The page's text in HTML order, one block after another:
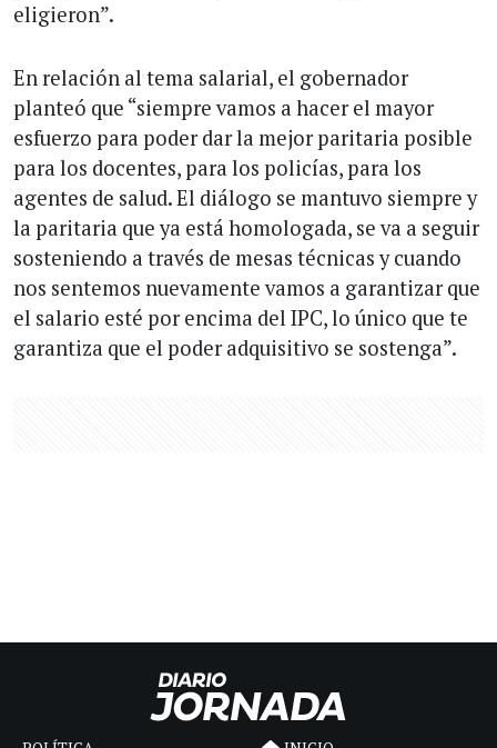
eligieron”.
En relación al tema salarial, el gobernador
planteó que “siempre vamos a hacer el mayor
esfuerzo para poder dar la mejor paritaria posible
para los docentes, para los policías, para los
agentes de salud. El diálogo se mantuvo siempre y
la paritaria que ya está homologada, se va a seguir
sosteniendo a través de mesas técnicas y cuando
nos sentemos nuevamente vamos a garantizar que
el salario esté por encima del IPC, lo único que te
garantiza que el poder adquisitivo se sostenga”.